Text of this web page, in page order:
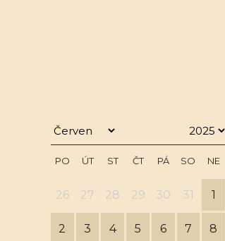
PO ÚT ST ČT PÁ SO NE
26 27 28 29 30 31 1
2 3 4 5 6 7 8